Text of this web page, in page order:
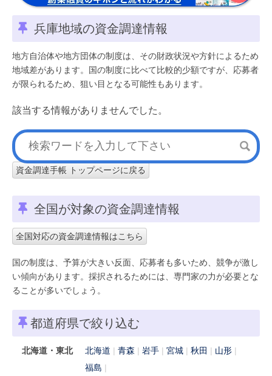
兵庫地域の資金調達情報
地方自治体や地方団体の制度は、その財政状況や方針によるため
地域差があります。国の制度に比べて比較的少額ですが、応募者
が限られるため、狙い目となる可能性もあります。
該当する情報がありませんでした。
資金調達手帳 トップページに戻る
全国が対象の資金調達情報
全国対応の資金調達情報はこちら
国の制度は、予算が大きい反面、応募者も多いため、競争が激し
い傾向があります。採択されるためには、専門家の力が必要とな
ることが多いでしょう。
都道府県で絞り込む
北海道・東北 北海道 青森 岩手 宮城 秋田
山形
福島